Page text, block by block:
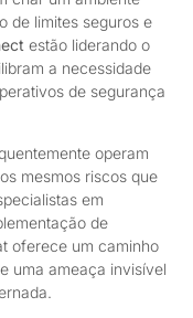
de limites seguros e
estão liderando o
a necessidade
de segurança
operam
mesmos riscos que
em
de
oferece um caminho
uma ameaça invisível